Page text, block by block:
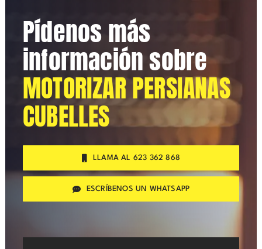
Pídenos más
información sobre
MOTORIZAR PERSIANAS
CUBELLES
LLAMA AL 623 362 868
ESCRÍBENOS UN WHATSAPP